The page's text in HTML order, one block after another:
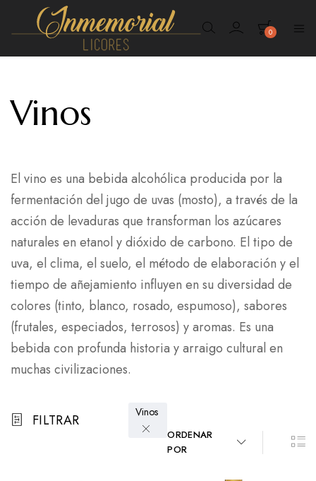
Inmemorial
0
Vinos
El vino es una bebida alcohólica producida por la
fermentación del jugo de uvas (mosto), a través de la
acción de levaduras que transforman los azúcares
naturales en etanol y dióxido de carbono. El tipo de
uva, el clima, el suelo, el método de elaboración y el
tiempo de añejamiento influyen en su diversidad de
colores (tinto, blanco, rosado, espumoso), sabores
(frutales, especiados, terrosos) y aromas. Es una
bebida con profunda historia y arraigo cultural en
muchas civilizaciones.
FILTRAR Vinos
ORDENAR
POR